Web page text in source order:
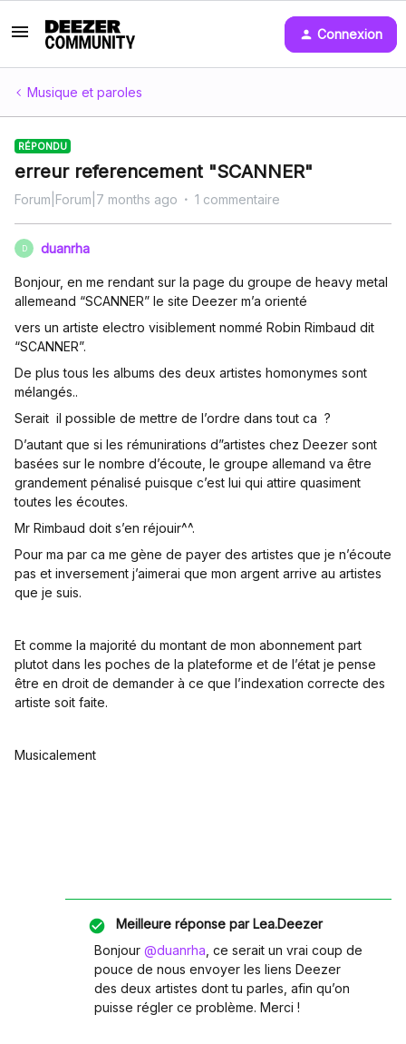
Connexion
Musique et paroles
RÉPONDU
erreur referencement "SCANNER"
Forum|Forum|7 months ago 1 commentaire
D duanrha
Bonjour, en me rendant sur la page du groupe de heavy metal
allemeand “SCANNER” le site Deezer m’a orienté
vers un artiste electro visiblement nommé Robin Rimbaud dit
“SCANNER”.
De plus tous les albums des deux artistes homonymes sont
mélangés..
Serait il possible de mettre de l’ordre dans tout ca ?
D’autant que si les rémunirations d”artistes chez Deezer sont
basées sur le nombre d’écoute, le groupe allemand va être
grandement pénalisé puisque c’est lui qui attire quasiment
toutes les écoutes.
Mr Rimbaud doit s’en réjouir^^.
Pour ma par ca me gène de payer des artistes que je n’écoute
pas et inversement j’aimerai que mon argent arrive au artistes
que je suis.
Et comme la majorité du montant de mon abonnement part
plutot dans les poches de la plateforme et de l’état je pense
être en droit de demander à ce que l’indexation correcte des
artiste soit faite.
Musicalement
Meilleure réponse parLea.Deezer
Bonjour ​ @duanrha , ce serait un vrai coup de
pouce de nous envoyer les liens Deezer
des deux artistes dont tu parles, afin qu’on
puisse régler ce problème. Merci !